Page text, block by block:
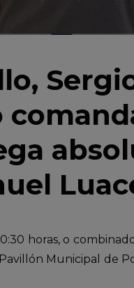
horas, o
Municipal de